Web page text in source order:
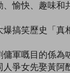
愉快、趣味和
爆搞笑歷史「真
傭軍嘅目的係為
爭女先娶黃阿